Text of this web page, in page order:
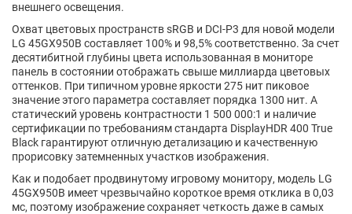
внешнего освещения.
Охват цветовых пространств sRGB и DCI-P3 для новой модели
LG 45GX950B составляет 100% и 98,5% соответственно. За счет
десятибитной глубины цвета использованная в мониторе
панель в состоянии отображать свыше миллиарда цветовых
оттенков. При типичном уровне яркости 275 нит пиковое
значение этого параметра составляет порядка 1300 нит. А
статический уровень контрастности 1 500 000:1 и наличие
сертификации по требованиям стандарта DisplayHDR 400 True
Black гарантируют отличную детализацию и качественную
прорисовку затемненных участков изображения.
Как и подобает продвинутому игровому монитору, модель LG
45GX950B имеет чрезвычайно короткое время отклика в 0,03
мс, поэтому изображение сохраняет четкость даже в самых